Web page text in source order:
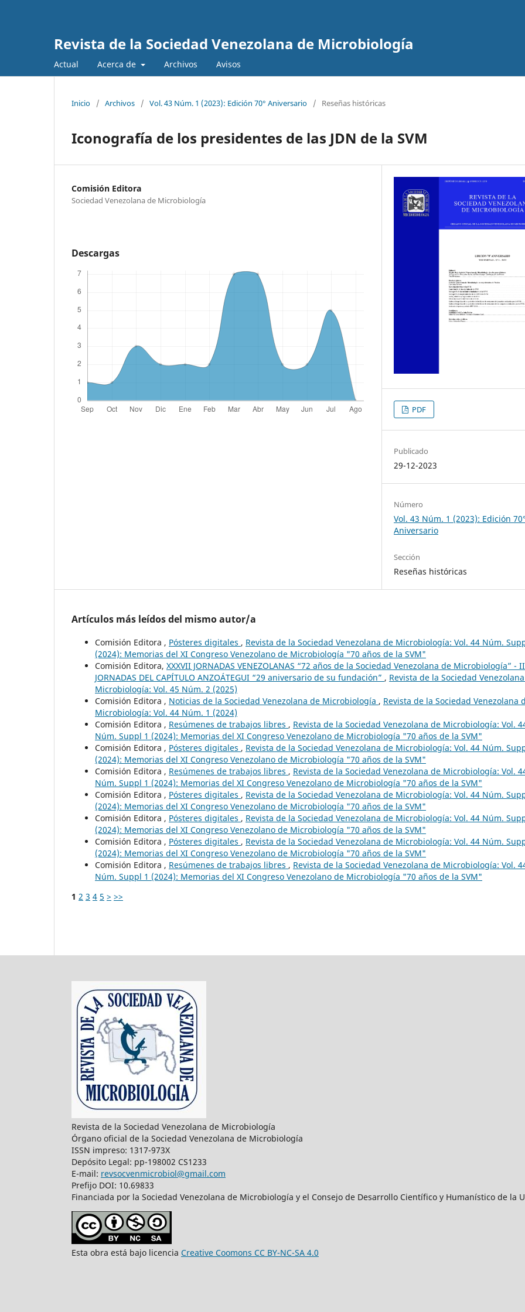
Revista de la Sociedad Venezolana de Microbiología
Actual Acerca de Archivos Avisos
Inicio / Archivos / Vol. 43 Núm. 1 (2023): Edición 70° Aniversario / Reseñas históricas
Iconografía de los presidentes de las JDN de la SVM
Comisión Editora
Sociedad Venezolana de Microbiología
Descargas
PDF
Publicado
29-12-2023
Número
Vol. 43 Núm. 1 (2023): Edición 70°
Aniversario
Sección
Reseñas históricas
Artículos más leídos del mismo autor/a
Comisión Editora , Pósteres digitales , Revista de la Sociedad Venezolana de Microbiología: Vol. 44 Núm.
(2024): Memorias del XI Congreso Venezolano de Microbiología "70 años de la SVM"
Comisión Editora, XXXVII JORNADAS VENEZOLANAS “72 años de la Sociedad Venezolana de Microbiología” -
JORNADAS DEL CAPÍTULO ANZOÁTEGUI “29 aniversario de su fundación” , Revista de la Sociedad
Microbiología: Vol. 45 Núm. 2 (2025)
Comisión Editora , Noticias de la Sociedad Venezolana de Microbiología , Revista de la Sociedad Venezolana
Microbiología: Vol. 44 Núm. 1 (2024)
Comisión Editora , Resúmenes de trabajos libres , Revista de la Sociedad Venezolana de Microbiología: Vol.
Núm. Suppl 1 (2024): Memorias del XI Congreso Venezolano de Microbiología "70 años de la SVM"
Comisión Editora , Pósteres digitales , Revista de la Sociedad Venezolana de Microbiología: Vol. 44 Núm.
(2024): Memorias del XI Congreso Venezolano de Microbiología "70 años de la SVM"
Comisión Editora , Resúmenes de trabajos libres , Revista de la Sociedad Venezolana de Microbiología: Vol.
Núm. Suppl 1 (2024): Memorias del XI Congreso Venezolano de Microbiología "70 años de la SVM"
Comisión Editora , Pósteres digitales , Revista de la Sociedad Venezolana de Microbiología: Vol. 44 Núm.
(2024): Memorias del XI Congreso Venezolano de Microbiología "70 años de la SVM"
Comisión Editora , Pósteres digitales , Revista de la Sociedad Venezolana de Microbiología: Vol. 44 Núm.
(2024): Memorias del XI Congreso Venezolano de Microbiología "70 años de la SVM"
Comisión Editora , Pósteres digitales , Revista de la Sociedad Venezolana de Microbiología: Vol. 44 Núm.
(2024): Memorias del XI Congreso Venezolano de Microbiología "70 años de la SVM"
Comisión Editora , Resúmenes de trabajos libres , Revista de la Sociedad Venezolana de Microbiología: Vol.
Núm. Suppl 1 (2024): Memorias del XI Congreso Venezolano de Microbiología "70 años de la SVM"
1 2 3 4 5 > >>
Revista de la Sociedad Venezolana de Microbiología
Órgano oficial de la Sociedad Venezolana de Microbiología
ISSN impreso: 1317-973X
Depósito Legal: pp-198002 CS1233
E-mail: revsocvenmicrobiol@gmail.com
Prefijo DOI: 10.69833
Financiada por la Sociedad Venezolana de Microbiología y el Consejo de Desarrollo Científico y Humanístico de la
Esta obra está bajo licencia Creative Coomons CC BY-NC-SA 4.0